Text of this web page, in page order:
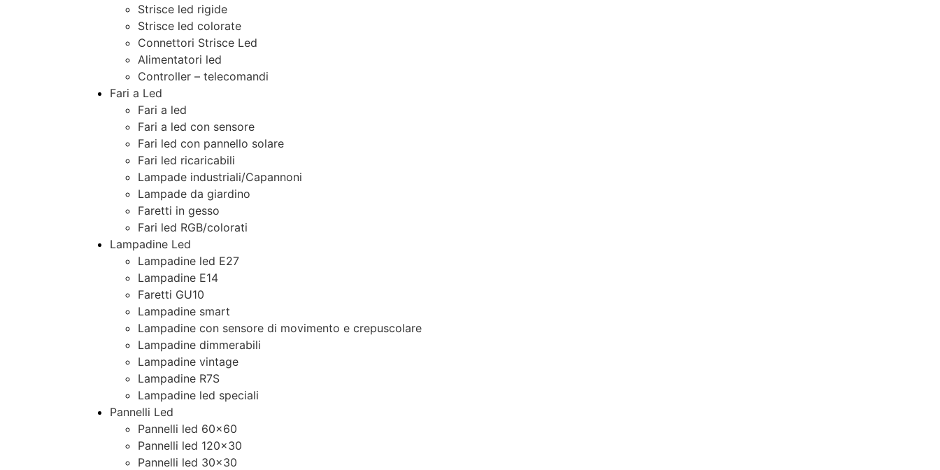
Strisce led rigide
Strisce led colorate
Connettori Strisce Led
Alimentatori led
Controller – telecomandi
Fari a Led
Fari a led
Fari a led con sensore
Fari led con pannello solare
Fari led ricaricabili
Lampade industriali/Capannoni
Lampade da giardino
Faretti in gesso
Fari led RGB/colorati
Lampadine Led
Lampadine led E27
Lampadine E14
Faretti GU10
Lampadine smart
Lampadine con sensore di movimento e crepuscolare
Lampadine dimmerabili
Lampadine vintage
Lampadine R7S
Lampadine led speciali
Pannelli Led
Pannelli led 60×60
Pannelli led 120×30
Pannelli led 30×30